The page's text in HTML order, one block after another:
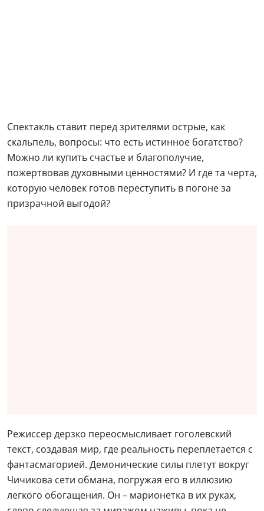
Спектакль ставит перед зрителями острые, как
скальпель, вопросы: что есть истинное богатство?
Можно ли купить счастье и благополучие,
пожертвовав духовными ценностями? И где та черта,
которую человек готов переступить в погоне за
призрачной выгодой?
Режиссер дерзко переосмысливает гоголевский
текст, создавая мир, где реальность переплетается с
фантасмагорией. Демонические силы плетут вокруг
Чичикова сети обмана, погружая его в иллюзию
легкого обогащения. Он – марионетка в их руках,